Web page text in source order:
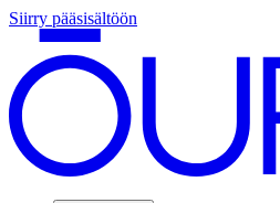
Siirry pääsisältöön